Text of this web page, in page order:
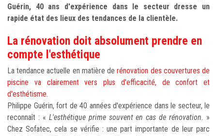
Guérin, 40 ans d'expérience dans le secteur dresse un
rapide état des lieux des tendances de la clientèle.
La rénovation doit absolument prendre en
compte l'esthétique
La tendance actuelle en matière derénovation des couvertures de
piscine va clairement vers plus d'efficacité, de confort et
d'esthétisme
Philippe Guérin, fort de 40 années d'expérience dans le secteur, le
reconnaît : « L'esthétique prime souvent en cas de rénovation.
»
Chez Sofatec, cela se vérifie : une part importante de leur parc